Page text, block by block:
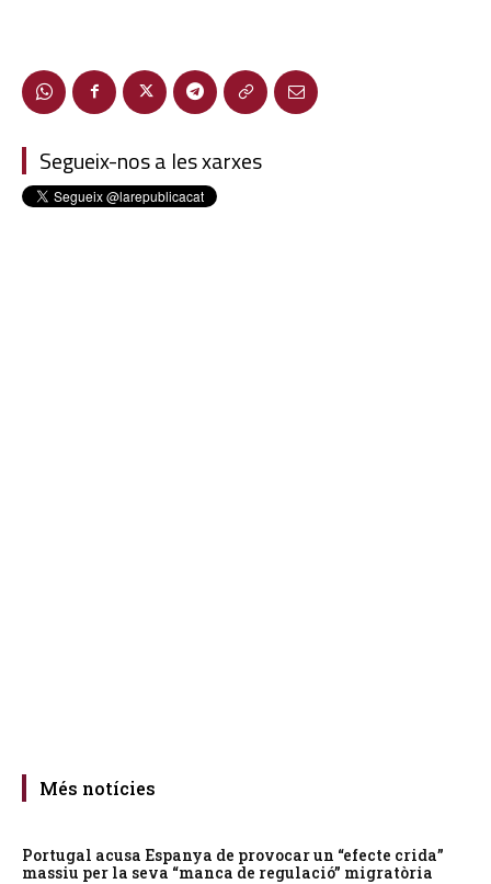
Segueix-nos a les xarxes
Més notícies
Portugal acusa Espanya de provocar un “efecte crida”
massiu per la seva “manca de regulació” migratòria